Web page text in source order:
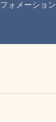
ォメーション